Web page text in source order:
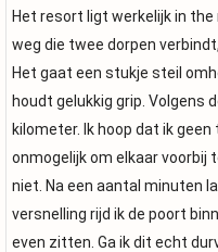
Het resort ligt werkelijk in
weg die twee dorpen
Het gaat een stukje steil
houdt gelukkig grip. Volgens
kilometer. Ik hoop dat ik
onmogelijk om elkaar voorbij
niet. Na een aantal minuten
versnelling rijd ik de poort
even zitten. Ga ik dit echt